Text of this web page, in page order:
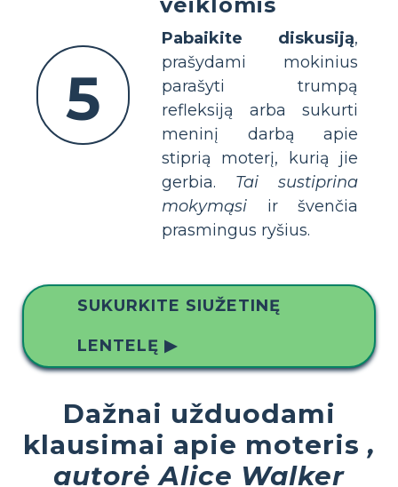
5
Pabaikite diskusiją,
prašydami mokinius
parašyti trumpą
refleksiją arba sukurti
meninį darbą apie
stiprią moterį, kurią jie
gerbia. Tai sustiprina
mokymąsi ir švenčia
prasmingus ryšius.
SUKURKITE SIUŽETINĘ
LENTELĘ ▶
Dažnai užduodami
klausimai apie moteris ,
autorė Alice Walker